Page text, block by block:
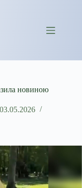
новиною
03.05.2026